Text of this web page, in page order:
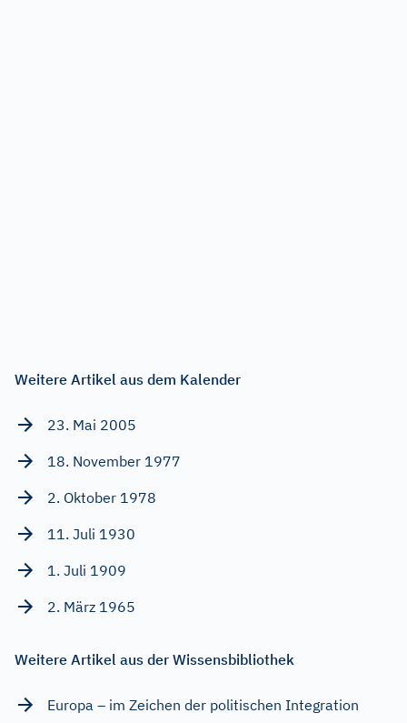
Weitere Artikel aus dem Kalender
23. Mai 2005
18. November 1977
2. Oktober 1978
11. Juli 1930
1. Juli 1909
2. März 1965
Weitere Artikel aus der Wissensbibliothek
Europa – im Zeichen der politischen Integration